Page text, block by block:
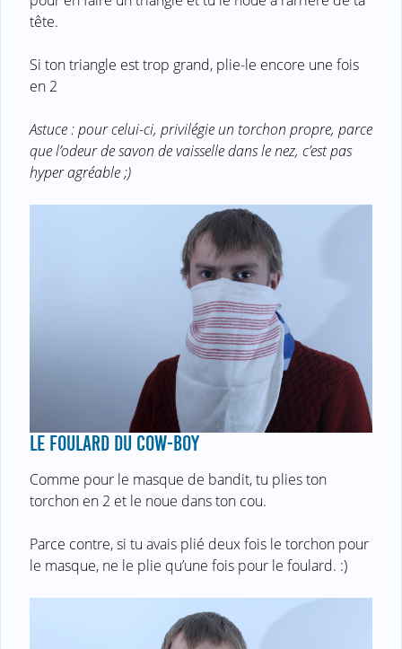
tête.
Si ton triangle est trop grand, plie-le encore une fois
en 2
Astuce : pour celui-ci, privilégie un torchon propre, parce
que l’odeur de savon de vaisselle dans le nez, c’est pas
hyper agréable ;)
LE FOULARD DU COW-BOY
Comme pour le masque de bandit, tu plies ton
torchon en 2 et le noue dans ton cou.
Parce contre, si tu avais plié deux fois le torchon pour
le masque, ne le plie qu’une fois pour le foulard. :)